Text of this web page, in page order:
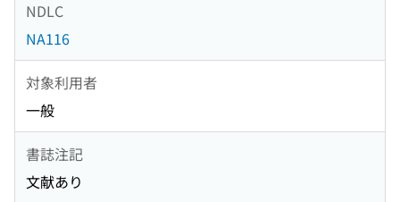
NDLC
NA116
対象利用者
一般
書誌注記
文献あり